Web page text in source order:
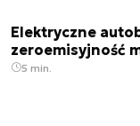
Elektryczne
zeroemisyjność
5 min.